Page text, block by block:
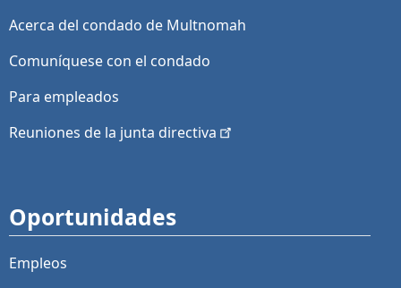
Acerca del condado de Multnomah
Comuníquese con el condado
Para empleados
Reuniones de la junta directiva
Oportunidades
Empleos